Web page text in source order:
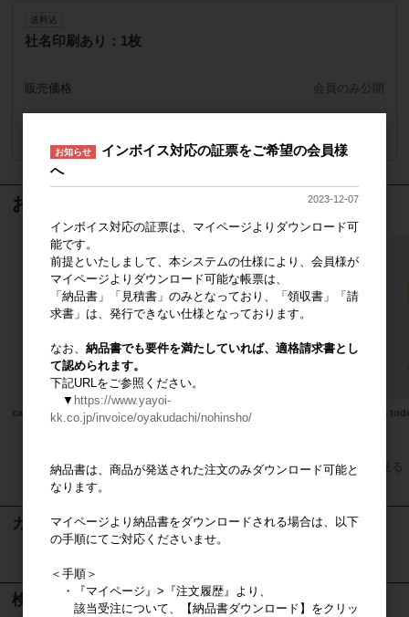
送料込
社名印刷あり：1枚
販売価格 会員のみ公開
ログインしてください
おすすめ商品
casa liniere mook本
design casa 営業ツール ベーシック
casa
すべてのおすすめ商品を見る
カート
検索
お知らせ
インボイス対応の証票をご希望の会員様
へ
2023-12-07
インボイス対応の証票は、マイページよりダウンロード可
能です。
前提といたしまして、本システムの仕様により、会員様が
マイページよりダウンロード可能な帳票は、
「納品書」「見積書」のみとなっており、「領収書」「請
求書」は、発行できない仕様となっております。
なお、 納品書でも要件を満たしていれば、適格請求書とし
て認められます。
下記URLをご参照ください。
▼ https://www.yayoi-
kk.co.jp/invoice/oyakudachi/nohinsho/
納品書は、商品が発送された注文のみダウンロード可能と
なります。
マイページより納品書をダウンロードされる場合は、以下
の手順にてご対応くださいませ。
＜手順＞
・『マイページ』>『注文履歴』より、
該当受注について、【納品書ダウンロード】をクリッ